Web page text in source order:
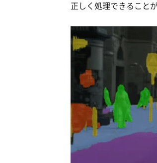
正しく処理できることが